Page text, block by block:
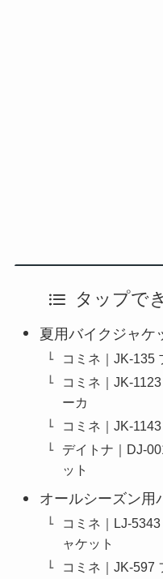
タップで
夏用バイクジャケ
コミネ｜JK-135
コミネ｜JK-
ーカ
コミネ｜JK-
デイトナ｜DJ-
ット
オールシーズン用
コミネ｜LJ-
ャケット
コミネ｜JK-597